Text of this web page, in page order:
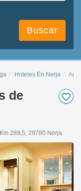
Buscar
Hoteles En Nerja
de
289,5, 29780 Nerja